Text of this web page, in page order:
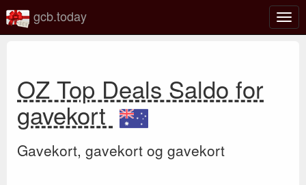
gcb.today
OZ Top Deals Saldo for
gavekort
Gavekort, gavekort og gavekort